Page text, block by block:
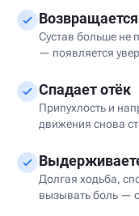
Сустав больше не
— появляется
Спадает отёк
Припухлость и
движения снова
Долгая ходьба,
вызывать боль —